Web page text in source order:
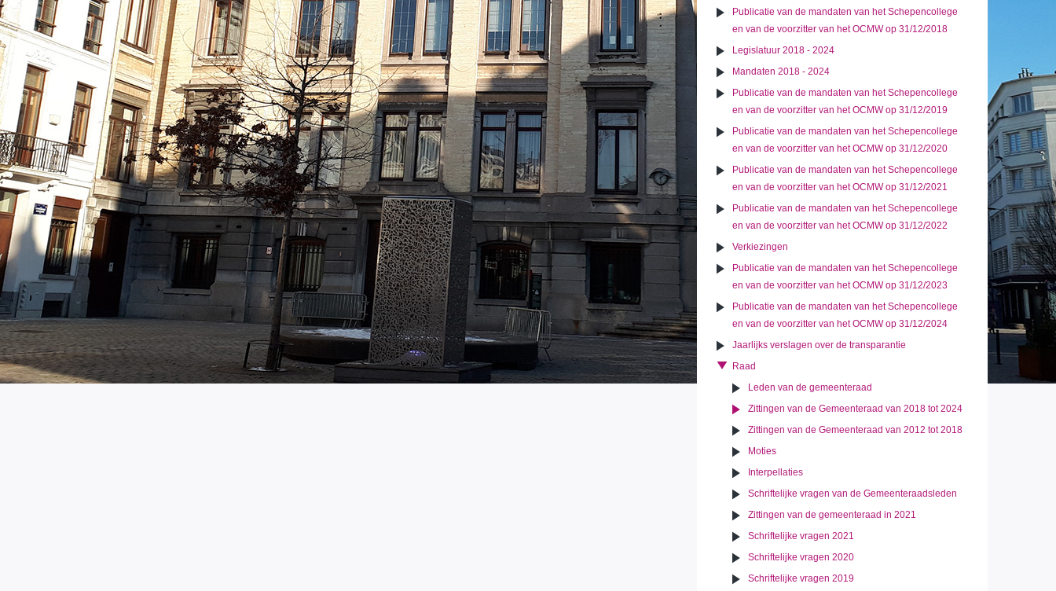
Publicatie van de mandaten van het Schepencollege
en van de voorzitter van het OCMW op 31/12/2018
Legislatuur 2018 - 2024
Mandaten 2018 - 2024
Publicatie van de mandaten van het Schepencollege
en van de voorzitter van het OCMW op 31/12/2019
Publicatie van de mandaten van het Schepencollege
en van de voorzitter van het OCMW op 31/12/2020
Publicatie van de mandaten van het Schepencollege
en van de voorzitter van het OCMW op 31/12/2021
Publicatie van de mandaten van het Schepencollege
en van de voorzitter van het OCMW op 31/12/2022
Verkiezingen
Publicatie van de mandaten van het Schepencollege
en van de voorzitter van het OCMW op 31/12/2023
Publicatie van de mandaten van het Schepencollege
en van de voorzitter van het OCMW op 31/12/2024
Jaarlijks verslagen over de transparantie
Raad
Leden van de gemeenteraad
Zittingen van de Gemeenteraad van 2018 tot 2024
Zittingen van de Gemeenteraad van 2012 tot 2018
Moties
Interpellaties
Schriftelijke vragen van de Gemeenteraadsleden
Zittingen van de gemeenteraad in 2021
Schriftelijke vragen 2021
Schriftelijke vragen 2020
Schriftelijke vragen 2019